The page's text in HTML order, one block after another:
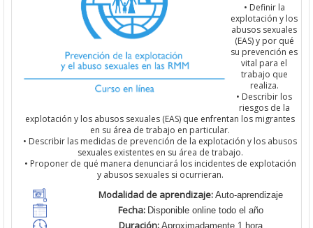
• Definir la
explotación y los
abusos sexuales
(EAS) y por qué
su prevención es
vital para el
trabajo que
realiza.
• Describir los
riesgos de la
explotación y los abusos sexuales (EAS) que enfrentan los migrantes
en su área de trabajo en particular.
• Describir las medidas de prevención de la explotación y los abusos
sexuales existentes en su área de trabajo.
• Proponer de qué manera denunciará los incidentes de explotación
y abusos sexuales si ocurrieran.
Modalidad de aprendizaje: Auto-aprendizaje
Fecha: Disponible online todo el año
Duración: Aproximadamente 1 hora